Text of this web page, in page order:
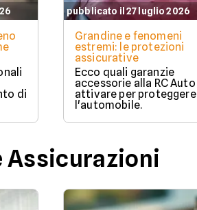
di
pubblicato il 27 luglio 2026
Grandine e fenomeni
estremi: le protezioni
assicurative
Ecco quali garanzie
accessorie alla RC Auto
attivare per proteggere
l'automobile.
Assicurazioni